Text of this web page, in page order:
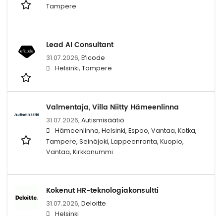
Tampere
Lead AI Consultant
31.07.2026, Eficode
Helsinki, Tampere
Valmentaja, Villa Niitty Hämeenlinna
31.07.2026, Autismisäätiö
Hämeenlinna, Helsinki, Espoo, Vantaa, Kotka,
Tampere, Seinäjoki, Lappeenranta, Kuopio,
Vantaa, Kirkkonummi
Kokenut HR-teknologiakonsultti
31.07.2026, Deloitte
Helsinki